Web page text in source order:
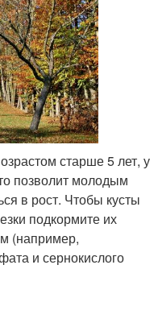
старше 5 лет, у
позволит молодым
в рост. Чтобы кусты
подкормите их
(например,
и сернокислого